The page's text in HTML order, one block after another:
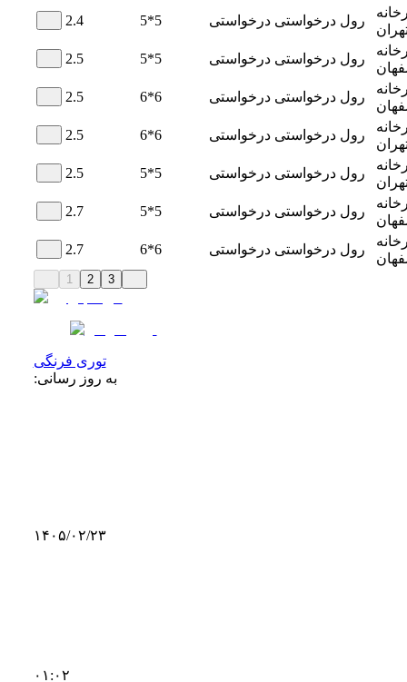
2.4
5*5 درخواستی درخواستی رول
2.5
5*5 درخواستی درخواستی رول
2.5
6*6 درخواستی درخواستی رول
2.5
6*6 درخواستی درخواستی رول
2.5
5*5 درخواستی درخواستی رول
2.7
5*5 درخواستی درخواستی رول
2.7
6*6 درخواستی درخواستی رول
1 2 3
توری فرنگی
به روز رسانی:
۱۴۰۵/۰۲/۲۳
۰۱:۰۲